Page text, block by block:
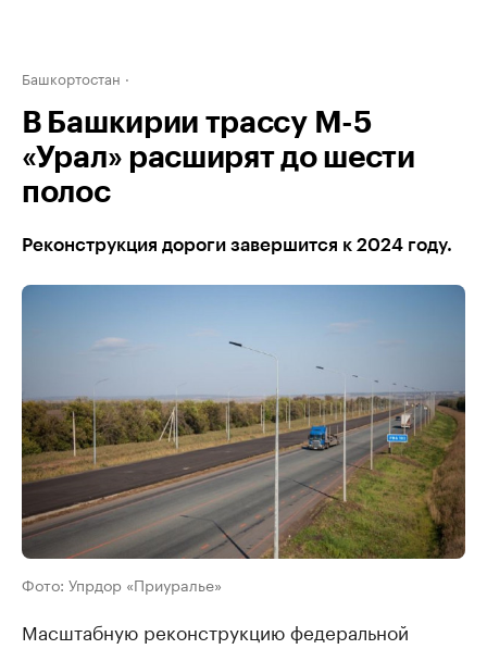
Башкортостан
В Башкирии трассу М-5
«Урал» расширят до шести
полос
Реконструкция дороги завершится к 2024 году.
Фото: Упрдор «Приуралье»
Масштабную реконструкцию федеральной